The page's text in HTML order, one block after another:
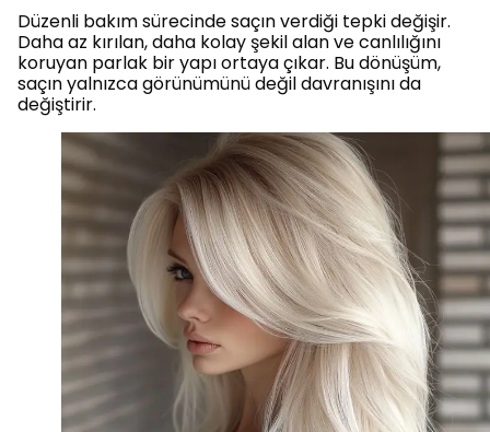
Düzenli bakım sürecinde saçın verdiği tepki değişir.
Daha az kırılan, daha kolay şekil alan ve canlılığını
koruyan parlak bir yapı ortaya çıkar. Bu dönüşüm,
saçın yalnızca görünümünü değil davranışını da
değiştirir.